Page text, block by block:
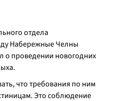
отдела
Набережные Челны
о проведении новогодних
что требования по ним
Это соблюдение